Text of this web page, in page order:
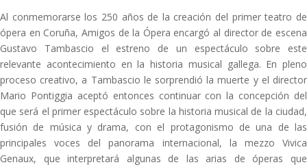
Al conmemorarse los 250 años de la creación del primer teatro de
ópera en Coruña, Amigos de la Ópera encargó al director de escena
Gustavo Tambascio el estreno de un espectáculo sobre este
relevante acontecimiento en la historia musical gallega. En pleno
proceso creativo, a Tambascio le sorprendió la muerte y el director
Mario Pontiggia aceptó entonces continuar con la concepción del
que será el primer espectáculo sobre la historia musical de la ciudad,
fusión de música y drama, con el protagonismo de una de las
principales voces del panorama internacional, la mezzo Vivica
Genaux, que interpretará algunas de las arias de óperas que